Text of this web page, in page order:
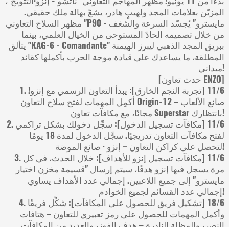
المزيّن بعلامات المجد ولهيبٍ هادر، يشعّ بهالة ملك حقيقي.
مظهر السلاح التعاوني "P90 - مايسترو" يُجسّد السرعة والشغف
من خلال تصميمه الحادّ المستوحى من الخيال العلمي، بينما
يتألق "KAG-6 - Comandante" ببريق المجد الذهبي ليبرز الهيمنة
المطلقة، ما يساعدك على قيادة موجة الحرب بأكملها كقائد
ميداني!
[حدث تعاون ENZO]
1. ‏11/6 [تجربة النجم الخارق]: يبدأ التعاون الرسمي مع إنزو!
أكمِل المهمات لفتح سلاح التعاون Origin-12 – صانع الألعاب
مجانًا، مع مكافآت تعاون Superstar بانتظارك!
2. ‏11/6 [مكافآت تسجيل الدخول]: سجِّل دخولك بشكل تراكمي
لفتح مكافآت التعاون تدريجيًا. سجِّل الدخول لمدة 18 يومًا
لتحصل على كراكن التعاون – إنزو · صانع الموضة!
3. ‏11/6 [مكافآت تسجيل إنزو للأهداف]: خلال الحدث، في كل
مرة يسجل فيها إنزو هدفًا، سيتم إرسال "قسيمة مخزن اختيار
مايسترو" إلى جميع اللاعبين. إجمالي عدد الأهداف يساوي
إجمالي عدد القسائم لجميع الخوادم!
4. ‏18/6 [تشكيل فريق للحصول على المكافآت]: شكِّل فريقًا
وأكمل المهمات للحصول على رمز تعبيري للتعاون – هتافات